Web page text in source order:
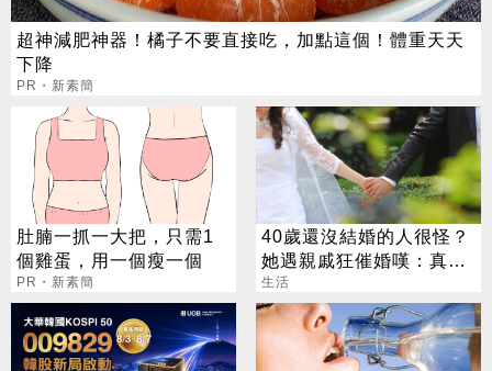
超神減肥神器！橘子不要直接吃，加點這個！體重天天
下降
PR・新素簡
肚腩一抓一大把，只需1
個雞蛋，用一個瘦一個
PR・新素簡
40歲還沒結婚的人很怪？
她遇親戚狂催婚嘆：真的
很倒霉
生活